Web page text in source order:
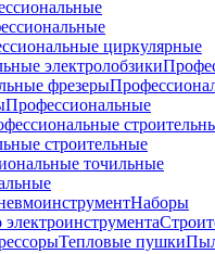
циркулярные
электролобзики
фрезеры
Профессиональные
строительные
точильные
Наборы
Тепловые пушки